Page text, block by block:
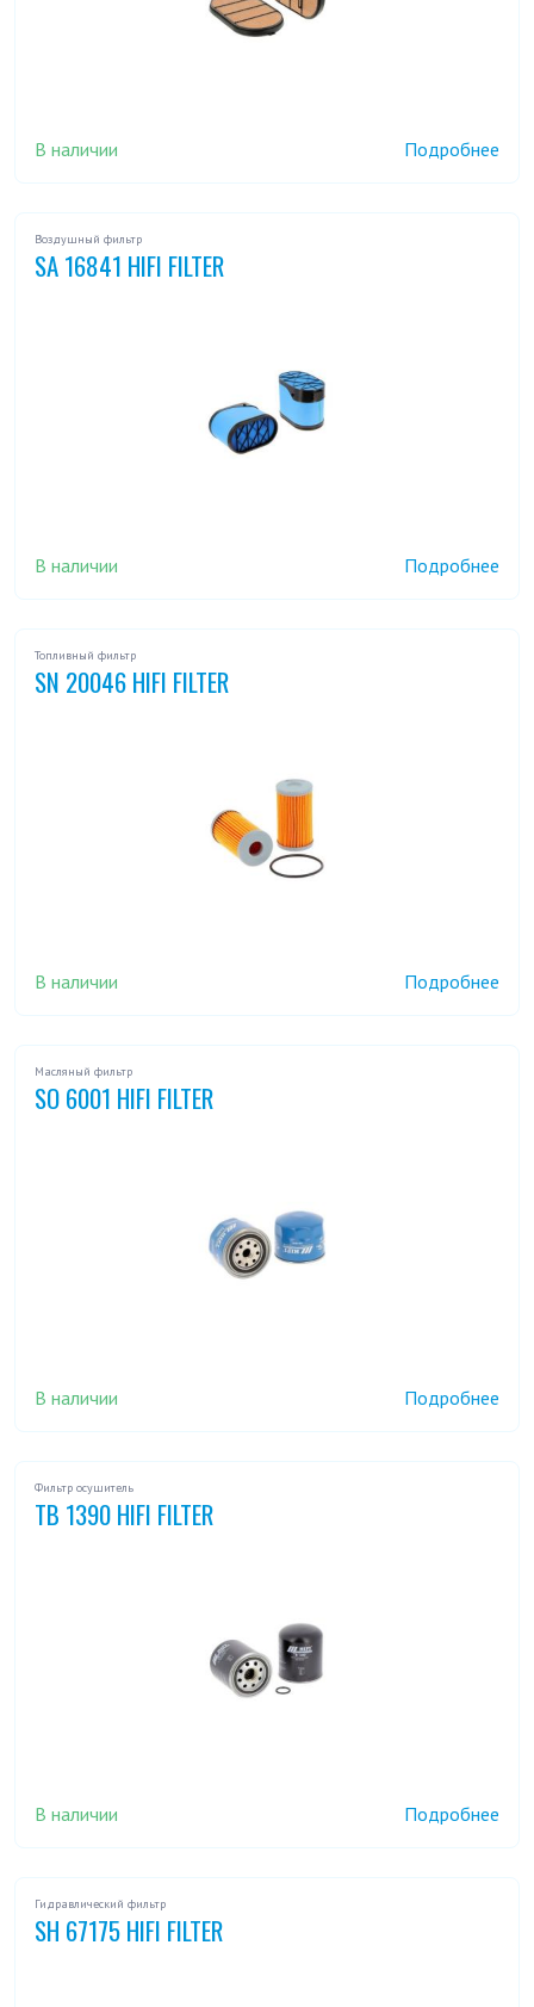
В наличии Подробнее
Воздушный фильтр
SA 16841 HIFI FILTER
В наличии Подробнее
Топливный фильтр
SN 20046 HIFI FILTER
В наличии Подробнее
Масляный фильтр
SO 6001 HIFI FILTER
В наличии Подробнее
Фильтр осушитель
TB 1390 HIFI FILTER
В наличии Подробнее
Гидравлический фильтр
SH 67175 HIFI FILTER